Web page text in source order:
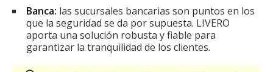
Banca: las sucursales bancarias son puntos en los
que la seguridad se da por supuesta. LIVERO
aporta una solución robusta y fiable para
garantizar la tranquilidad de los clientes.